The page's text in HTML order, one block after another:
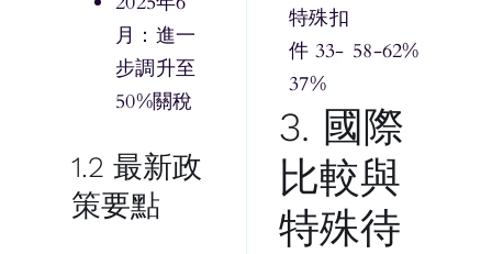
月：進一
步調升至
50%關稅
1.2 最新政
策要點
特殊扣
件 33-
37%
58-62%
3. 國際
比較與
特殊待